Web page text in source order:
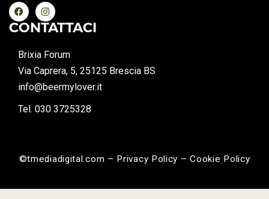
CONTATTACI
Brixia Forum
Via Caprera, 5, 25125 Brescia BS
info@beermylover.it
Tel. 030 3725328
©tmediadigital.com – Privacy Policy – Cookie Policy